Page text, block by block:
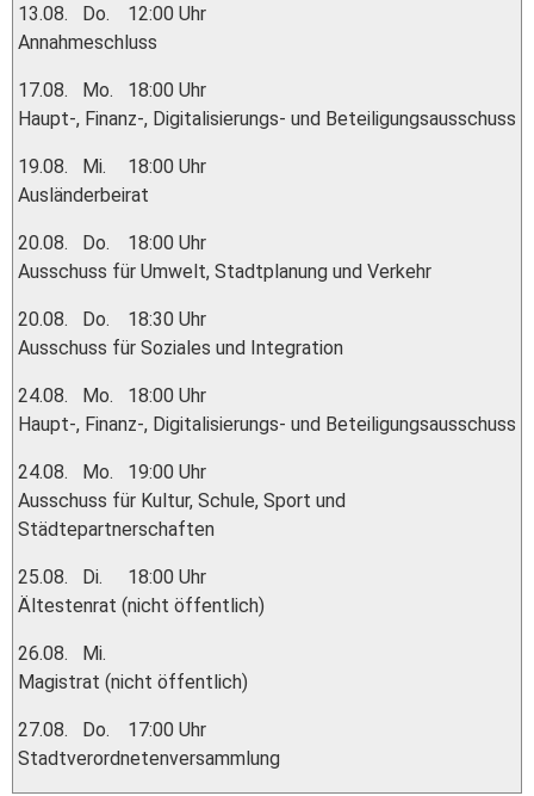
13.08. Do.
12:00 Uhr
Annahmeschluss
17.08. Mo.
18:00 Uhr
Haupt-, Finanz-, Digitalisierungs- und Beteiligungsausschuss
19.08. Mi.
18:00 Uhr
Ausländerbeirat
20.08. Do.
18:00 Uhr
Ausschuss für Umwelt, Stadtplanung und Verkehr
20.08. Do.
18:30 Uhr
Ausschuss für Soziales und Integration
24.08. Mo.
18:00 Uhr
Haupt-, Finanz-, Digitalisierungs- und Beteiligungsausschuss
24.08. Mo.
19:00 Uhr
Ausschuss für Kultur, Schule, Sport und
Städtepartnerschaften
25.08. Di.
18:00 Uhr
Ältestenrat (nicht öffentlich)
26.08.
Mi.
Magistrat (nicht öffentlich)
27.08. Do.
17:00 Uhr
Stadtverordnetenversammlung